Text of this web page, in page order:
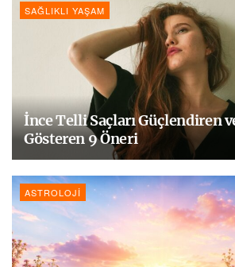
SAĞLIKLI YAŞAM
İnce Telli Saçları Güçlendiren
Gösteren 9 Öneri
ASTROLOJI